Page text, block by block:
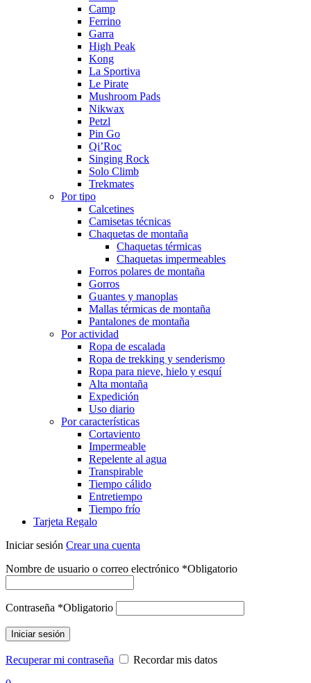
Camp
Ferrino
Garra
High Peak
Kong
La Sportiva
Le Pirate
Mushroom Pads
Nikwax
Petzl
Pin Go
Qi’Roc
Singing Rock
Solo Climb
Trekmates
Por tipo
Calcetines
Camisetas técnicas
Chaquetas de montaña
Chaquetas térmicas
Chaquetas impermeables
Forros polares de montaña
Gorros
Guantes y manoplas
Mallas térmicas de montaña
Pantalones de montaña
Por actividad
Ropa de escalada
Ropa de trekking y senderismo
Ropa para nieve, hielo y esquí
Alta montaña
Expedición
Uso diario
Por características
Cortaviento
Impermeable
Repelente al agua
Transpirable
Tiempo cálido
Entretiempo
Tiempo frío
Tarjeta Regalo
Iniciar sesión Crear una cuenta
Nombre de usuario o correo electrónico *Obligatorio
Contraseña *Obligatorio
Iniciar sesión
Recuperar mi contraseña
Recordar mis datos